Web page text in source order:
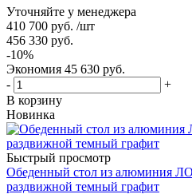
Уточняйте у менеджера
410 700 руб. /шт
456 330 руб.
-10%
Экономия 45 630 руб.
-
+
В корзину
Новинка
Быстрый просмотр
Обеденный стол из алюминия
раздвижной темный графит